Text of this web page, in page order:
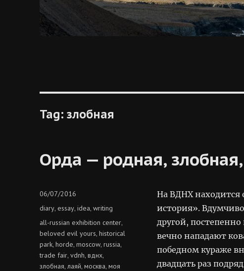
Tag:злобная
Орда — родная,
На ВДНХ находится
история».
другой,
вечно нападают
победном кураже
двадцать раз
Posted
06/07/2016
Categories
diary,essay,idea,writing
Tags
all-russian exhibition center,
beloved evil yours,historical
park,horde,moscow,russia,
trade fair,vdnh,вднх,
злобная, лаяй,москва,моя